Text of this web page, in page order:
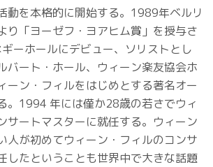
動を本格的に開始する。1989年ベルリ
り「ヨーゼフ・ヨアヒム賞」を授与さ
ーホールにデビュー、ソリストとし
バート・ホール、ウィーン楽友協会ホ
ーン・フィルをはじめとする著名オー
。1994 年には僅か28歳の若さでウィ
サートマスターに就任する。ウィーン
人が初めてウィーン・フィルのコンサ
したということも世界中で大きな話題